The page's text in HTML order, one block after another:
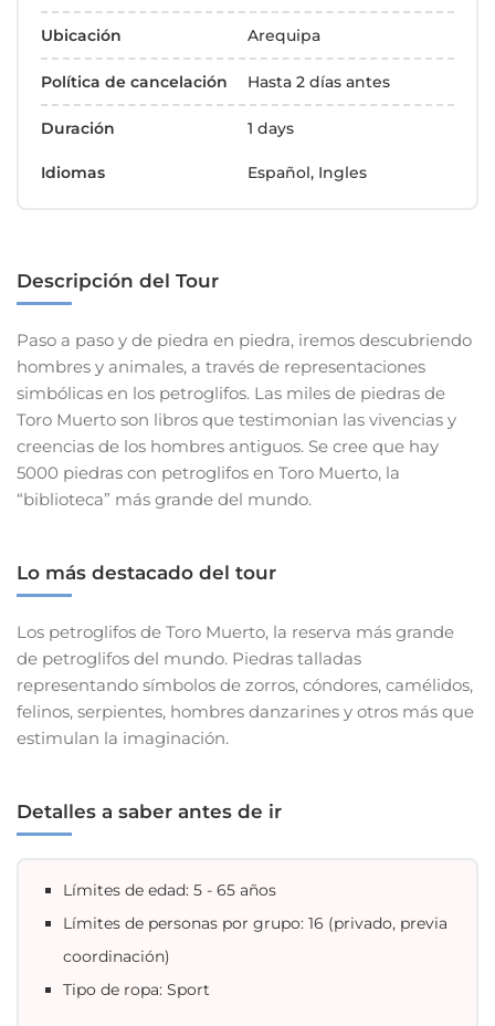
Ubicación Arequipa
Política de cancelación Hasta 2 días antes
Duración 1 days
Idiomas Español, Ingles
Descripción del Tour
Paso a paso y de piedra en piedra, iremos descubriendo
hombres y animales, a través de representaciones
simbólicas en los petroglifos. Las miles de piedras de
Toro Muerto son libros que testimonian las vivencias y
creencias de los hombres antiguos. Se cree que hay
5000 piedras con petroglifos en Toro Muerto, la
“biblioteca” más grande del mundo.
Lo más destacado del tour
Los petroglifos de Toro Muerto, la reserva más grande
de petroglifos del mundo. Piedras talladas
representando símbolos de zorros, cóndores, camélidos,
felinos, serpientes, hombres danzarines y otros más que
estimulan la imaginación.
Detalles a saber antes de ir
Límites de edad: 5 - 65 años
Límites de personas por grupo: 16 (privado, previa
coordinación)
Tipo de ropa: Sport